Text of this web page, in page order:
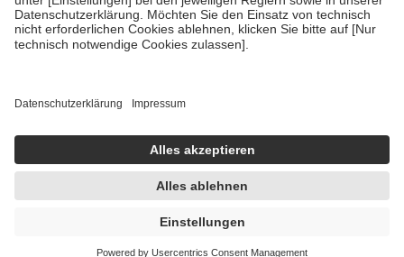
• empfohlenen Schutzimpfungen
• Harn- und Blutteststreifen
getroffen, um sicherzustellen, dass es sich um echte Bewertungen
https://help.etrusted.com/hc/de/articles/4419944605341
Einige Bilder und Inhalte wurden unter Zuhilfenahme künstlicher